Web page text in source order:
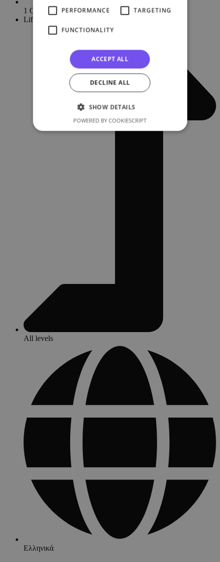
1 Quiz
Lifetime
All levels
Ελληνικά
PERFORMANCE TARGETING
FUNCTIONALITY
ACCEPT ALL
DECLINE ALL
SHOW DETAILS
POWERED BY COOKIESCRIPT